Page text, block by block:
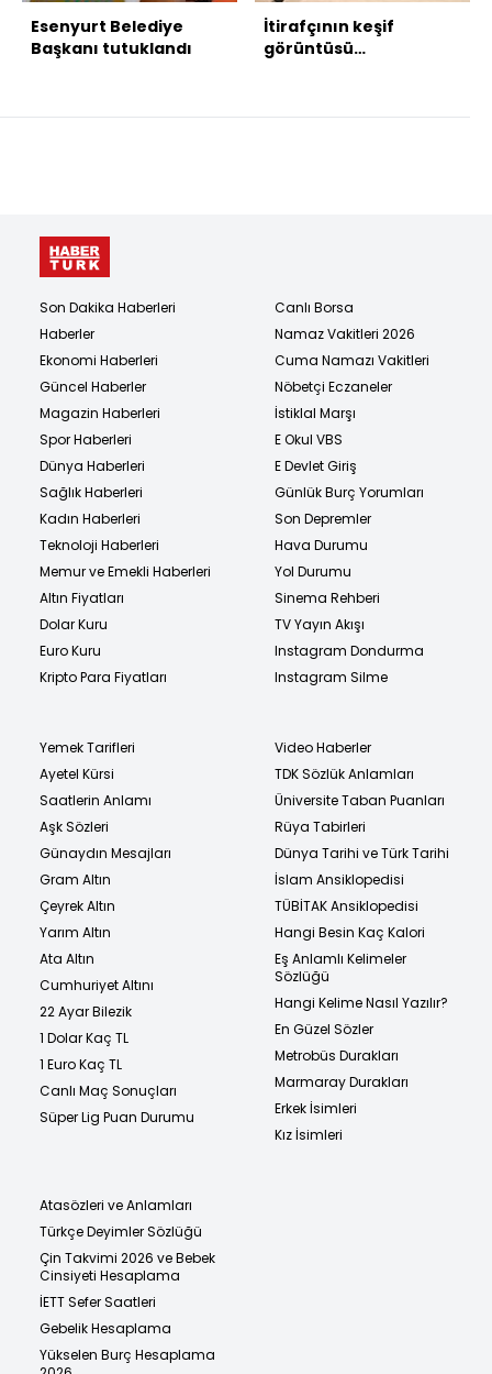
Esenyurt Belediye
Başkanı tutuklandı
İtirafçının keşif
görüntüsü
Son Dakika Haberleri
Haberler
Ekonomi Haberleri
Güncel Haberler
Magazin Haberleri
Spor Haberleri
Dünya Haberleri
Sağlık Haberleri
Kadın Haberleri
Teknoloji Haberleri
Memur ve Emekli Haberleri
Altın Fiyatları
Dolar Kuru
Euro Kuru
Kripto Para Fiyatları
Canlı Borsa
Namaz Vakitleri 2026
Cuma Namazı Vakitleri
Nöbetçi Eczaneler
İstiklal Marşı
E Okul VBS
E Devlet Giriş
Günlük Burç Yorumları
Son Depremler
Hava Durumu
Yol Durumu
Sinema Rehberi
TV Yayın Akışı
Instagram Dondurma
Instagram Silme
Yemek Tarifleri
Ayetel Kürsi
Saatlerin Anlamı
Aşk Sözleri
Günaydın Mesajları
Gram Altın
Çeyrek Altın
Yarım Altın
Ata Altın
Cumhuriyet Altını
22 Ayar Bilezik
1 Dolar Kaç TL
1 Euro Kaç TL
Canlı Maç Sonuçları
Süper Lig Puan Durumu
Video Haberler
TDK Sözlük Anlamları
Üniversite Taban Puanları
Rüya Tabirleri
Dünya Tarihi ve Türk Tarihi
İslam Ansiklopedisi
TÜBİTAK Ansiklopedisi
Hangi Besin Kaç Kalori
Eş Anlamlı Kelimeler
Sözlüğü
Hangi Kelime Nasıl Yazılır?
En Güzel Sözler
Metrobüs Durakları
Marmaray Durakları
Erkek İsimleri
Kız İsimleri
Atasözleri ve Anlamları
Türkçe Deyimler Sözlüğü
Çin Takvimi 2026 ve Bebek
Cinsiyeti Hesaplama
İETT Sefer Saatleri
Gebelik Hesaplama
Yükselen Burç Hesaplama